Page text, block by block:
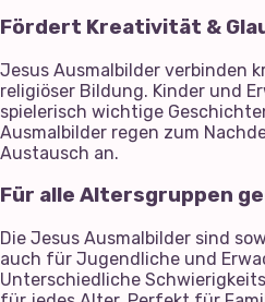
Fördert Kreativität &
Jesus Ausmalbilder verbinden
religiöser Bildung. Kinder und
spielerisch wichtige
Ausmalbilder regen zum
Austausch an.
Für alle Altersgruppen
Die Jesus Ausmalbilder sind
auch für Jugendliche und
Unterschiedliche